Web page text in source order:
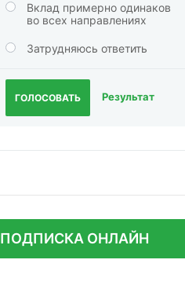
Вклад примерно одинаков
во всех направлениях
Затрудняюсь ответить
ГОЛОСОВАТЬ Результат
ПОДПИСКА ОНЛАЙН